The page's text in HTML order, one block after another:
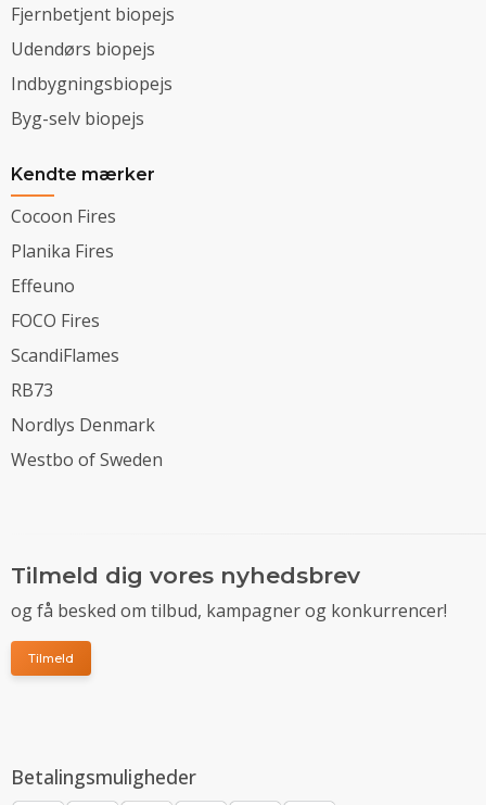
Fjernbetjent biopejs
Udendørs biopejs
Indbygningsbiopejs
Byg-selv biopejs
Kendte mærker
Cocoon Fires
Planika Fires
Effeuno
FOCO Fires
ScandiFlames
RB73
Nordlys Denmark
Westbo of Sweden
Tilmeld dig vores nyhedsbrev
og få besked om tilbud, kampagner og konkurrencer!
Tilmeld
Betalingsmuligheder